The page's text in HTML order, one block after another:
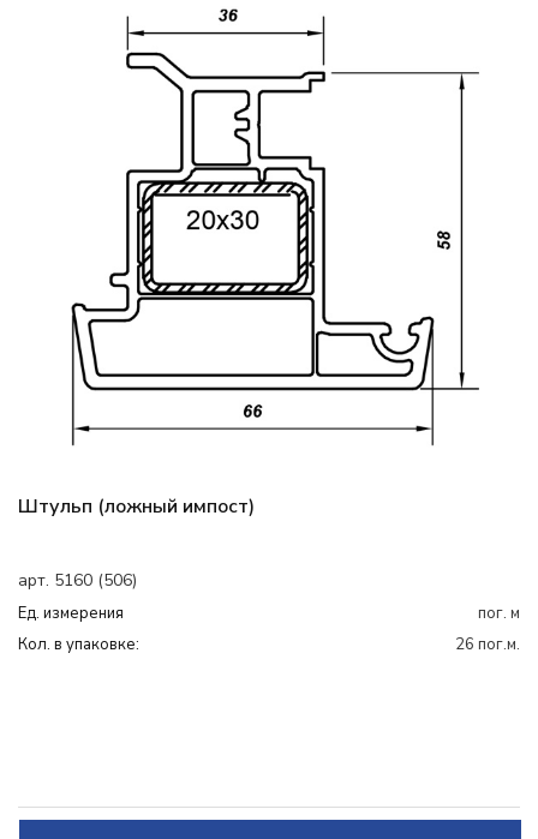
Штульп (ложный импост)
арт. 5160 (506)
Ед. измерения
пог. м
Кол. в упаковке:
26 пог.м.